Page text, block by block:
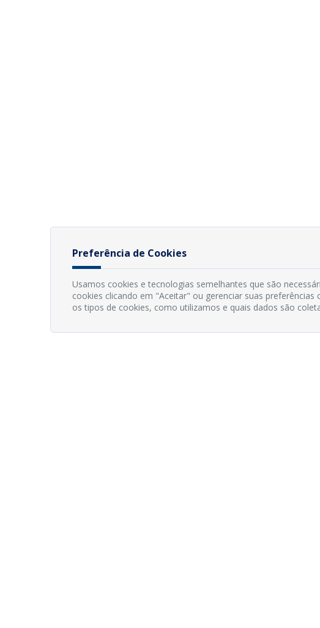
Preferência de Cookies
Usamos cookies e tecnologias semelhantes que são
cookies clicando em "Aceitar" ou gerenciar suas
os tipos de cookies, como utilizamos e quais dados são